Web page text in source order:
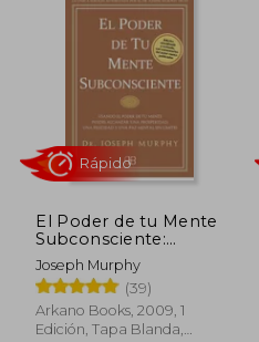
45%
Rápido
El Poder de tu Mente
Subconsciente:
Usando el Poder de
tu Mente Puedes
Alcanzar una
Prosperidad, una
Felicidad y una paz
Joseph Murphy
(39)
Arkano Books, 2009, 1
Edición, Tapa Blanda,